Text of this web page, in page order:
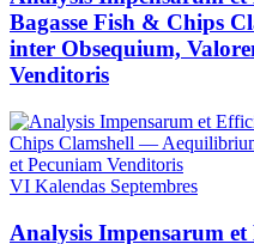
Bagasse Fish & Chips
inter Obsequium,
Venditoris
VI Kalendas Septembres
Analysis Impensarum